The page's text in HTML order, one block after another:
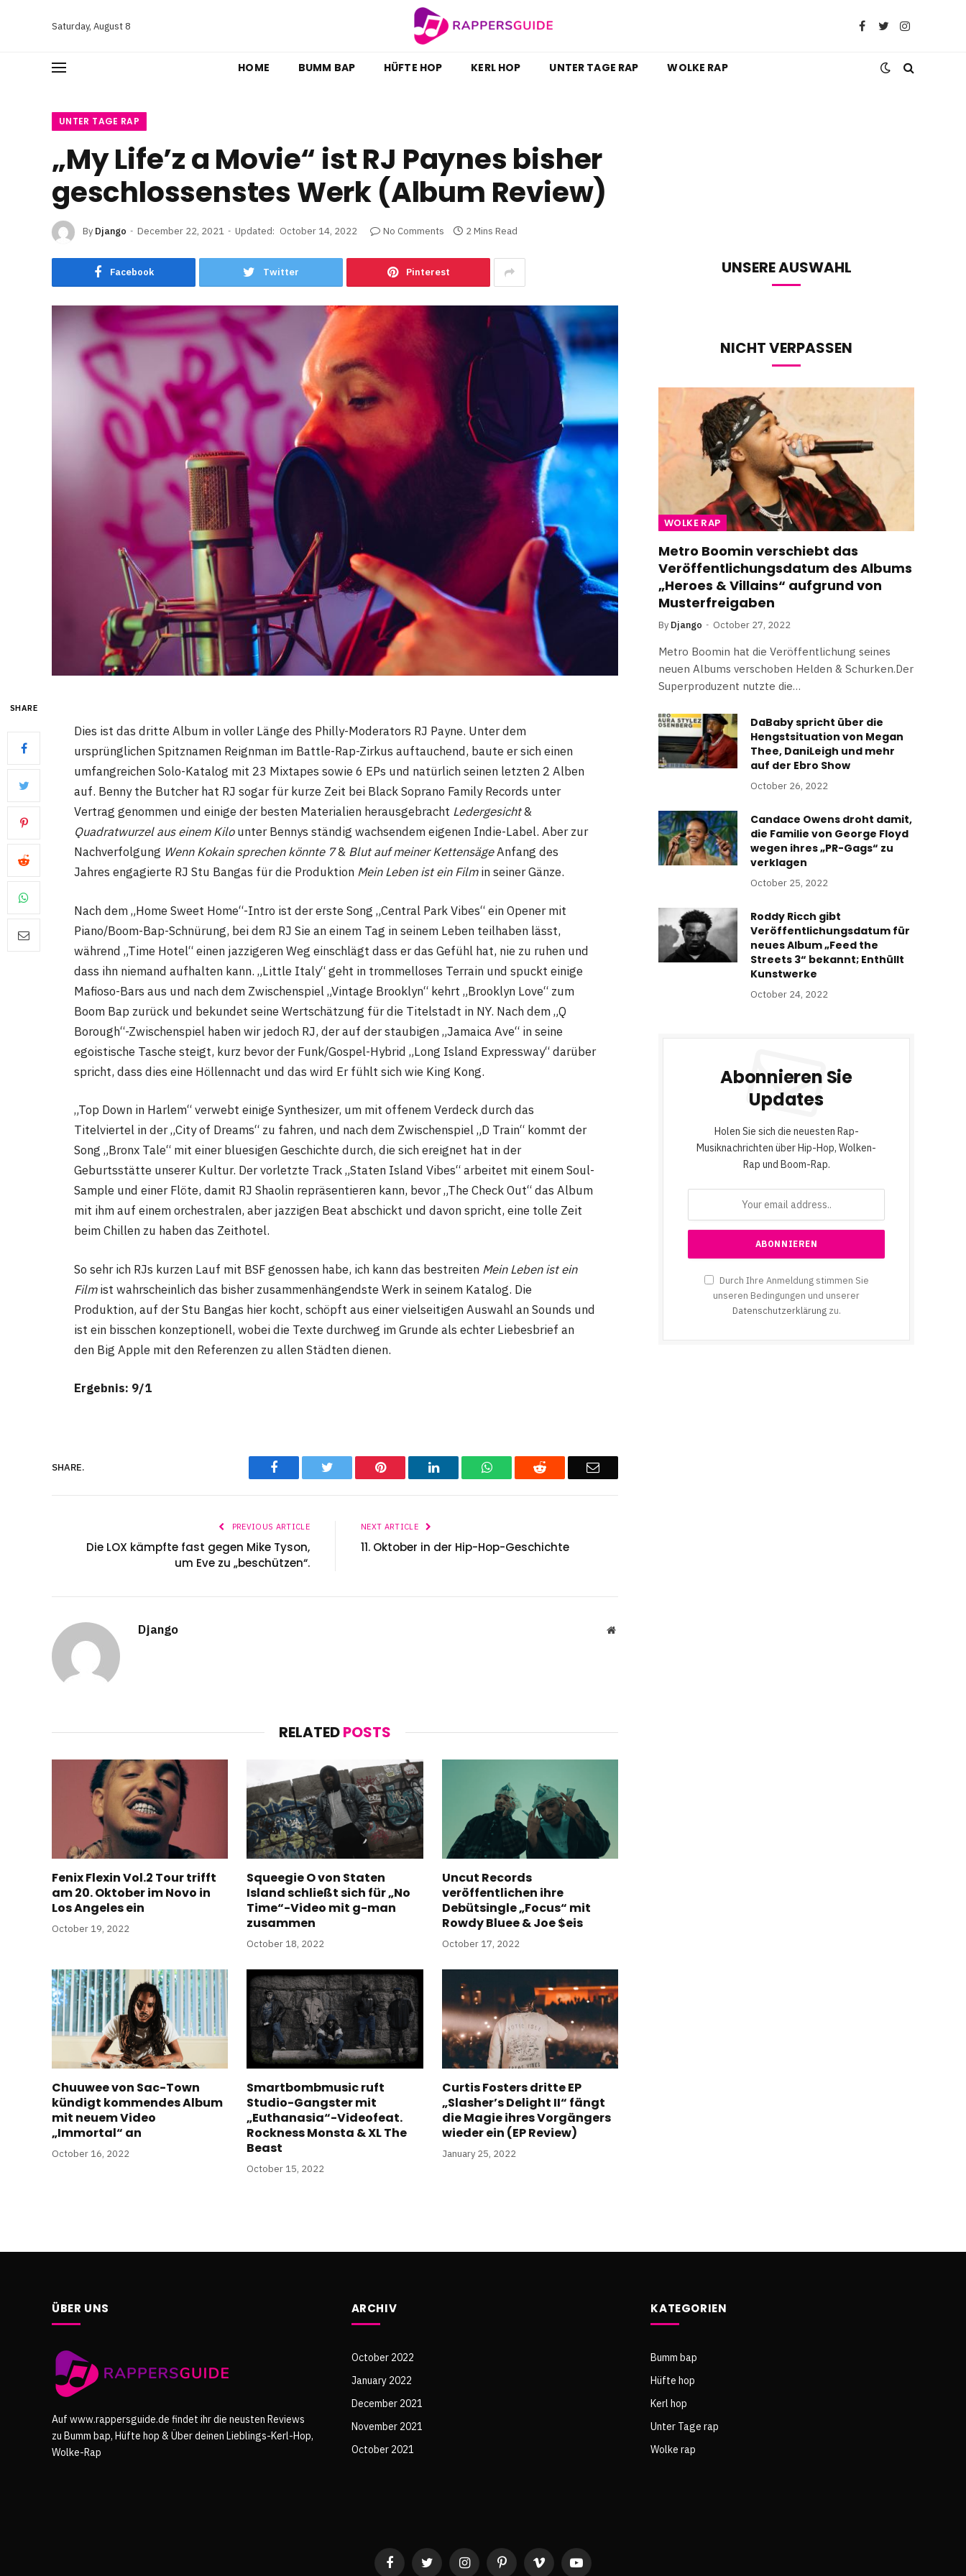
Saturday, August 8 Facebook
TwitterInstagram
HOME BUMM BAP HÜFTE HOP KERL HOP UNTER TAGE RAP WOLKE RAP
UNTER TAGE RAP
„My Life’z a Movie“ ist RJ Paynes bisher
geschlossenstes Werk (Album Review)
By Django December 22, 2021 Updated: October 14, 2022 No Comments 2 Mins Read
Facebook Twitter Pinterest
SHARE
Dies ist das dritte Album in voller Länge des Philly-Moderators RJ Payne. Unter dem
ursprünglichen Spitznamen Reignman im Battle-Rap-Zirkus auftauchend, baute er sich einen
umfangreichen Solo-Katalog mit 23 Mixtapes sowie 6 EPs und natürlich seinen letzten 2 Alben
auf. Benny the Butcher hat RJ sogar für kurze Zeit bei Black Soprano Family Records unter
Vertrag genommen und einige der besten Materialien herausgebracht Ledergesicht&
Quadratwurzel aus einem Kilounter Bennys ständig wachsendem eigenen Indie-Label. Aber zur
Nachverfolgung Wenn Kokain sprechen könnte 7& Blut auf meiner KettensägeAnfang des
Jahres engagierte RJ Stu Bangas für die Produktion Mein Leben ist ein Filmin seiner Gänze.
Nach dem „Home Sweet Home“-Intro ist der erste Song „Central Park Vibes“ ein Opener mit
Piano/Boom-Bap-Schnürung, bei dem RJ Sie an einem Tag in seinem Leben teilhaben lässt,
während „Time Hotel“ einen jazzigeren Weg einschlägt dass er das Gefühl hat, nie zu ruhen und
dass ihn niemand aufhalten kann. „Little Italy“ geht in trommelloses Terrain und spuckt einige
Mafioso-Bars aus und nach dem Zwischenspiel „Vintage Brooklyn“ kehrt „Brooklyn Love“ zum
Boom Bap zurück und bekundet seine Wertschätzung für die Titelstadt in NY. Nach dem „Q
Borough“-Zwischenspiel haben wir jedoch RJ, der auf der staubigen „Jamaica Ave“ in seine
egoistische Tasche steigt, kurz bevor der Funk/Gospel-Hybrid „Long Island Expressway“ darüber
spricht, dass dies eine Höllennacht und das wird Er fühlt sich wie King Kong.
„Top Down in Harlem“ verwebt einige Synthesizer, um mit offenem Verdeck durch das
Titelviertel in der „City of Dreams“ zu fahren, und nach dem Zwischenspiel „D Train“ kommt der
Song „Bronx Tale“ mit einer bluesigen Geschichte durch, die sich ereignet hat in der
Geburtsstätte unserer Kultur. Der vorletzte Track „Staten Island Vibes“ arbeitet mit einem Soul-
Sample und einer Flöte, damit RJ Shaolin repräsentieren kann, bevor „The Check Out“ das Album
mit ihm auf einem orchestralen, aber jazzigen Beat abschickt und davon spricht, eine tolle Zeit
beim Chillen zu haben das Zeithotel.
So sehr ich RJs kurzen Lauf mit BSF genossen habe, ich kann das bestreiten Mein Leben ist ein
Filmist wahrscheinlich das bisher zusammenhängendste Werk in seinem Katalog. Die
Produktion, auf der Stu Bangas hier kocht, schöpft aus einer vielseitigen Auswahl an Sounds und
ist ein bisschen konzeptionell, wobei die Texte durchweg im Grunde als echter Liebesbrief an
den Big Apple mit den Referenzen zu allen Städten dienen.
Ergebnis: 9/1
SHARE. Facebook Twitter Pinterest LinkedIn WhatsAppReddit Email
PREVIOUS ARTICLE
Die LOX kämpfte fast gegen Mike Tyson,
um Eve zu „beschützen“.
NEXT ARTICLE
11. Oktober in der Hip-Hop-Geschichte
Django Website
RELATEDPOSTS
Fenix ​​Flexin Vol.2 Tour trifft
am 20. Oktober im Novo in
Los Angeles ein
October 19, 2022
Squeegie O von Staten
Island schließt sich für „No
Time“-Video mit g-man
zusammen
October 18, 2022
Uncut Records
veröffentlichen ihre
Debütsingle „Focus“ mit
Rowdy Bluee & Joe $eis
October 17, 2022
Chuuwee von Sac-Town
kündigt kommendes Album
mit neuem Video
„Immortal“ an
October 16, 2022
Smartbombmusic ruft
Studio-Gangster mit
„Euthanasia“-Videofeat.
Rockness Monsta & XL The
Beast
October 15, 2022
Curtis Fosters dritte EP
„Slasher’s Delight II“ fängt
die Magie ihres Vorgängers
wieder ein (EP Review)
January 25, 2022
UNSERE AUSWAHL
NICHT VERPASSEN
WOLKE RAP
Metro Boomin verschiebt das
Veröffentlichungsdatum des Albums
„Heroes & Villains“ aufgrund von
Musterfreigaben
By Django October 27, 2022
Metro Boomin hat die Veröffentlichung seines
neuen Albums verschoben Helden & Schurken.Der
Superproduzent nutzte die…
DaBaby spricht über die
Hengstsituation von Megan
Thee, DaniLeigh und mehr
auf der Ebro Show
October 26, 2022
Candace Owens droht damit,
die Familie von George Floyd
wegen ihres „PR-Gags“ zu
verklagen
October 25, 2022
Roddy Ricch gibt
Veröffentlichungsdatum für
neues Album „Feed the
Streets 3“ bekannt; Enthüllt
Kunstwerke
October 24, 2022
Abonnieren Sie
Updates
Holen Sie sich die neuesten Rap-
Musiknachrichten über Hip-Hop, Wolken-
Rap und Boom-Rap.
Durch Ihre Anmeldung stimmen Sie
unseren Bedingungen und unserer
Datenschutzerklärungzu.
ÜBER UNS
Auf www.rappersguide.de findet ihr die neusten Reviews
zu Bumm bap, Hüfte hop & Über deinen Lieblings-Kerl-Hop,
Wolke-Rap
ARCHIV
October 2022
January 2022
December 2021
November 2021
October 2021
KATEGORIEN
Bumm bap
Hüfte hop
Kerl hop
Unter Tage rap
Wolke rap
FacebookTwitter InstagramPinterestVimeo YouTube